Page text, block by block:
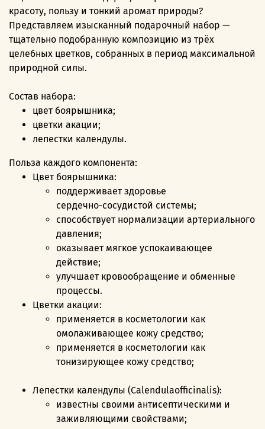
красоту, пользу и тонкий аромат природы?
Представляем изысканный подарочный набор —
тщательно подобранную композицию из трёх
целебных цветков, собранных в период максимальной
природной силы.
Состав набора:
цвет боярышника;
цветки акации;
лепестки календулы.
Польза каждого компонента:
Цвет боярышника:
поддерживает здоровье
сердечно‑сосудистой системы;
способствует нормализации артериального
давления;
оказывает мягкое успокаивающее
действие;
улучшает кровообращение и обменные
процессы.
Цветки акации:
применяется в косметологии как
омолаживающее кожу средство;
применяется в косметологии как
тонизирующее кожу средство;
Лепестки календулы (Calendulaofficinalis):
известны своими антисептическими и
заживляющими свойствами;